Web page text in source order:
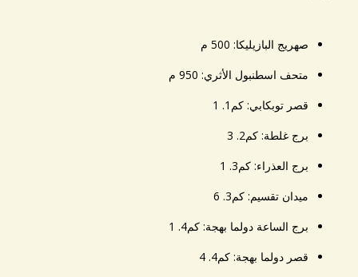
صهريج البازيليكا: 500 م
متحف اسطنبول الأثري: 950 م
قصر توبكابي: كم1. 1
برج غلطة: كم2. 3
برج العذراء: كم3. 1
ميدان تقسيم: كم3. 6
برج الساعة دولما بهجة: كم4. 1
قصر دولما بهجة: كم4. 4